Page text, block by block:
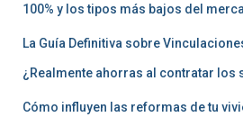
100% y los tipos más bajos del
La Guía Definitiva sobre
¿Realmente ahorras al contratar los
Cómo influyen las reformas de tu